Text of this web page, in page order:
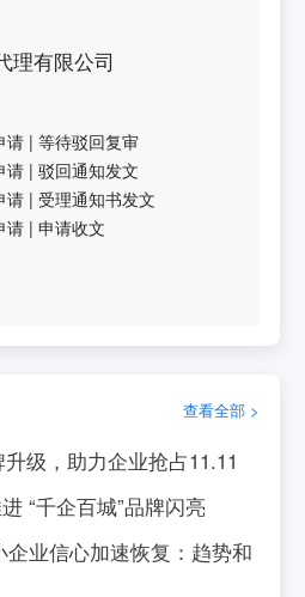
理有限公司
请 |等待驳回复审
请 |驳回通知发文
请 |受理通知书发文
请 |申请收文
查看全部 >
级，助力企业抢占11.11
“千企百城”品牌闪亮
业信心加速恢复：趋势和